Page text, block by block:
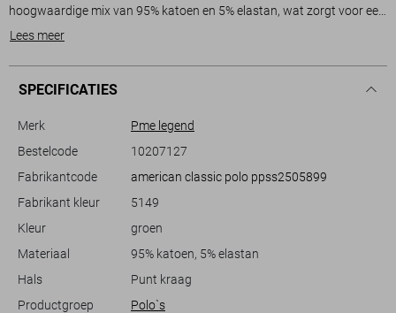
hoogwaardige mix van 95% katoen en 5% elastan, wat zorgt voor een
comfortabele pasvorm en voldoende bewegingsvrijheid. De regular fit
casual uitstraling, ideaal voor zowel ontspannen als sociale
gelegenheden.
verfijnde look die je gemakkelijk kunt combineren met verschillende
bijeenkomst hebt, deze polo past perfect bij elke zomerse setting. De
korte mouwen maken het kledingstuk luchtig en comfortabel, zodat je
er ook op warme dagen stijlvol uitziet. Voeg deze veelzijdige PME
Lees meer
SPECIFICATIES
Merk
Pme legend
Bestelcode
10207127
Fabrikantcode
american classic polo ppss2505899
Fabrikant kleur
5149
Kleur
groen
Materiaal
95% katoen, 5% elastan
Hals
Punt kraag
Productgroep
Polo`s